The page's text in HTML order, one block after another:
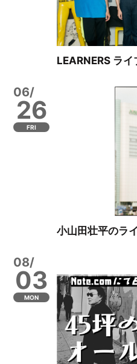
LEARNERS ラ
06/
26
FRI
小山田壮平のラ
08/
03
MON